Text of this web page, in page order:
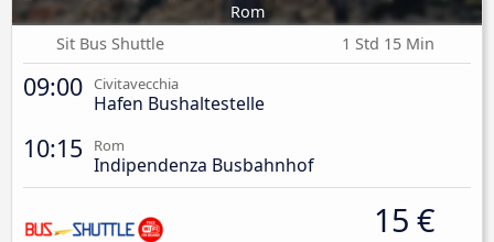
Rom
Sit Bus Shuttle
1 Std 15 Min
09:00 Civitavecchia
Hafen Bushaltestelle
10:15 Rom
Indipendenza Busbahnhof
15 €